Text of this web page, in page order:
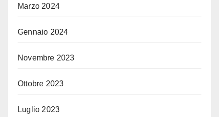
Marzo 2024
Gennaio 2024
Novembre 2023
Ottobre 2023
Luglio 2023